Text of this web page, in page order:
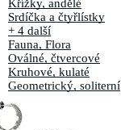
Křížky, andělé
Srdíčka a čtyřlístky
+ 4 další
Fauna, Flora
Oválné, čtvercové
Kruhové, kulaté
Geometrický, soliterní